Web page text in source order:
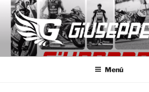
Saltar
contenido
GIUSEPPE MOTO
Monos de competición a medida
Menú